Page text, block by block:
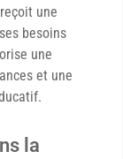
une
besoins
une
et une
la